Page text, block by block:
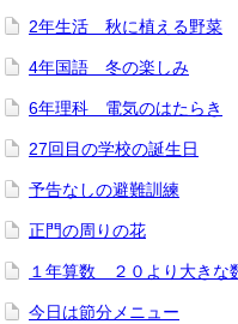
2年生活 秋に植える野菜
4年国語 冬の楽しみ
6年理科 電気のはたらき
27回目の学校の誕生日
予告なしの避難訓練
正門の周りの花
１年算数 ２０より大きな
今日は節分メニュー